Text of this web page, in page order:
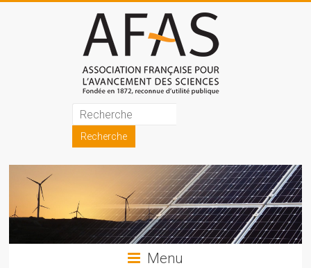
Association
française
pour
l'avancement
des
sciences
Menu